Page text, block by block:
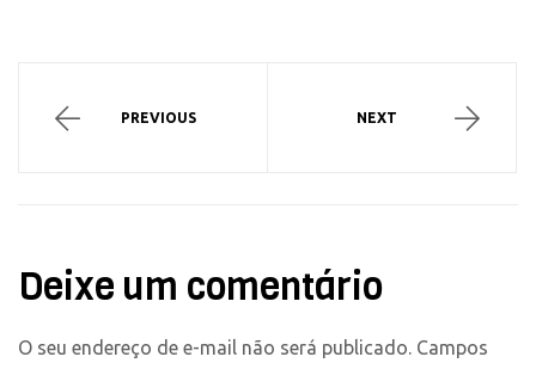
PREVIOUS NEXT
Deixe um comentário
O seu endereço de e-mail não será publicado. Campos